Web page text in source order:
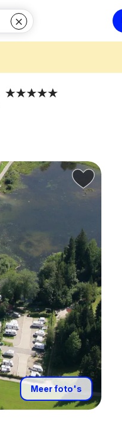
Meer foto's